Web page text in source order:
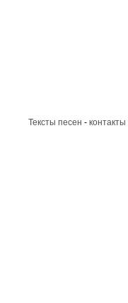
Тексты песен - контакты